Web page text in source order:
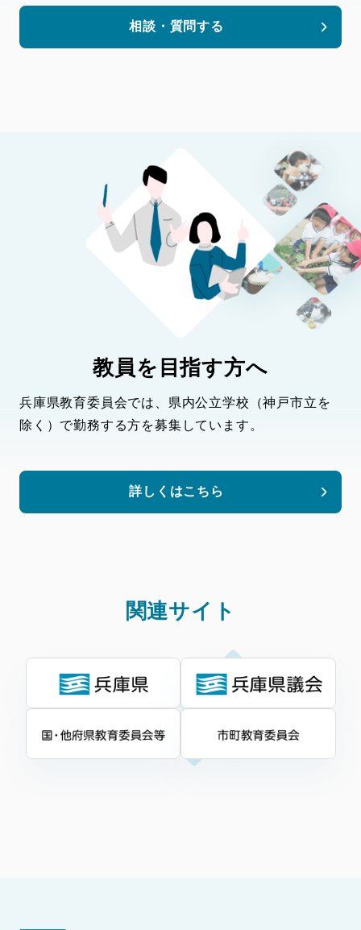
相談・質問する
教員を目指す方へ
兵庫県教育委員会では、県内公立学校（神戸市立を
除く）で勤務する方を募集しています。
詳しくはこちら
関連サイト